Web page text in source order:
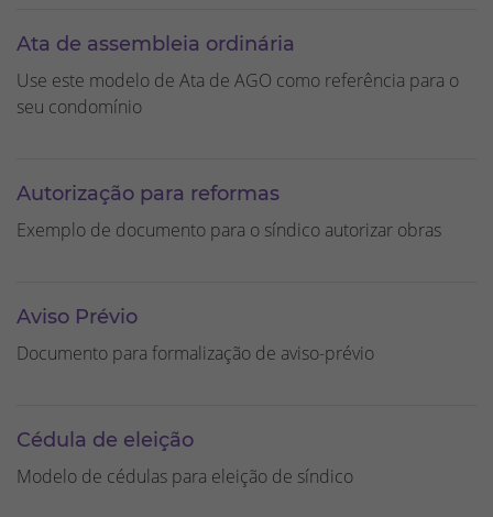
Ata de assembleia ordinária
Use este modelo de Ata de AGO como referência para o
seu condomínio
Autorização para reformas
Exemplo de documento para o síndico autorizar obras
Aviso Prévio
Documento para formalização de aviso-prévio
Cédula de eleição
Modelo de cédulas para eleição de síndico